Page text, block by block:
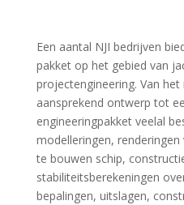
Een aantal NJI bedrijven
pakket op het gebied van
projectengineering. Van het
aansprekend ontwerp tot
engineeringpakket veelal
modelleringen,
te bouwen schip,
stabiliteitsberekeningen
bepalingen, uitslagen,